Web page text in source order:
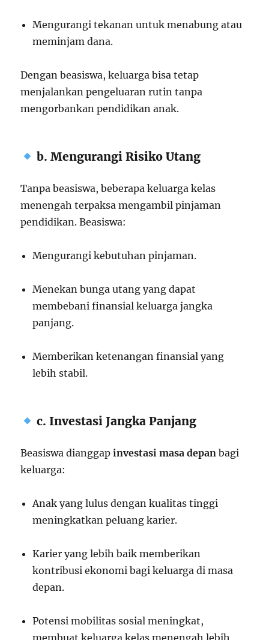
Mengurangi tekanan untuk menabung atau
meminjam dana.
Dengan beasiswa, keluarga bisa tetap
menjalankan pengeluaran rutin tanpa
mengorbankan pendidikan anak.
b. Mengurangi Risiko Utang
Tanpa beasiswa, beberapa keluarga kelas
menengah terpaksa mengambil pinjaman
pendidikan. Beasiswa:
Mengurangi kebutuhan pinjaman.
Menekan bunga utang yang dapat
membebani finansial keluarga jangka
panjang.
Memberikan ketenangan finansial yang
lebih stabil.
c. Investasi Jangka Panjang
Beasiswa dianggapinvestasi masa depan bagi
keluarga:
Anak yang lulus dengan kualitas tinggi
meningkatkan peluang karier.
Karier yang lebih baik memberikan
kontribusi ekonomi bagi keluarga di masa
depan.
Potensi mobilitas sosial meningkat,